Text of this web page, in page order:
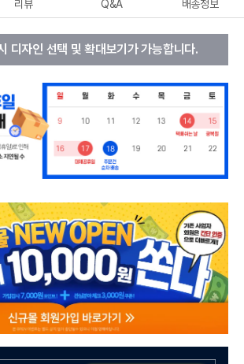
리뷰 Q&A 배송정보
디자인 선택 및 확대보기가 가능합니다.